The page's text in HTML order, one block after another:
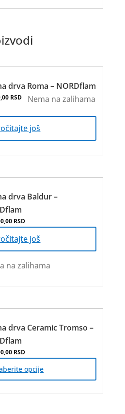
drva Roma – NORDflam
RSD
još
Nema na zalihama
drva Baldur –
RSD
još
na zalihama
drva Ceramic Tromso –
RSD
opcije
варијанти.